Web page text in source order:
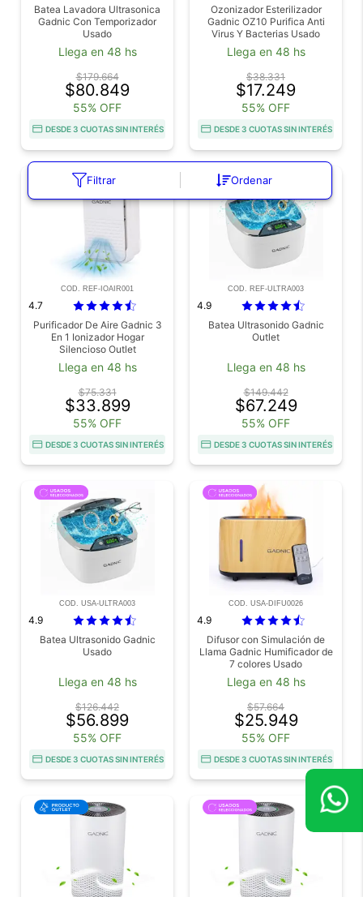
Filtrar Ordenar
Batea Lavadora Ultrasonica
Gadnic Con Temporizador
Usado
Llega en 48 hs
$179.664
$80.849
55% OFF
DESDE 3 CUOTAS SIN INTERÉS
Ozonizador Esterilizador
Gadnic OZ10 Purifica Anti
Virus Y Bacterias Usado
Llega en 48 hs
$38.331
$17.249
55% OFF
DESDE 3 CUOTAS SIN INTERÉS
COD. REF-IOAIR001
4.7
Purificador De Aire Gadnic 3
En 1 Ionizador Hogar
Silencioso Outlet
Llega en 48 hs
$75.331
$33.899
55% OFF
DESDE 3 CUOTAS SIN INTERÉS
COD. REF-ULTRA003
4.9
Batea Ultrasonido Gadnic
Outlet
Llega en 48 hs
$149.442
$67.249
55% OFF
DESDE 3 CUOTAS SIN INTERÉS
COD. USA-ULTRA003
4.9
Batea Ultrasonido Gadnic
Usado
Llega en 48 hs
$126.442
$56.899
55% OFF
DESDE 3 CUOTAS SIN INTERÉS
COD. USA-DIFU0026
4.9
Difusor con Simulación de
Llama Gadnic Humificador de
7 colores Usado
Llega en 48 hs
$57.664
$25.949
55% OFF
DESDE 3 CUOTAS SIN INTERÉS